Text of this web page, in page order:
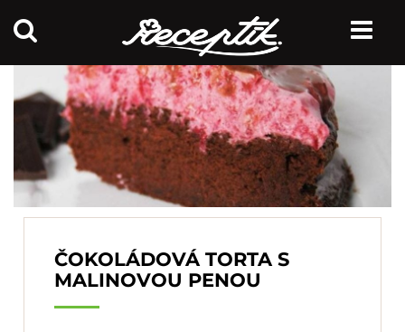
ČOKOLÁDOVÁ TORTA S
MALINOVOU PENOU